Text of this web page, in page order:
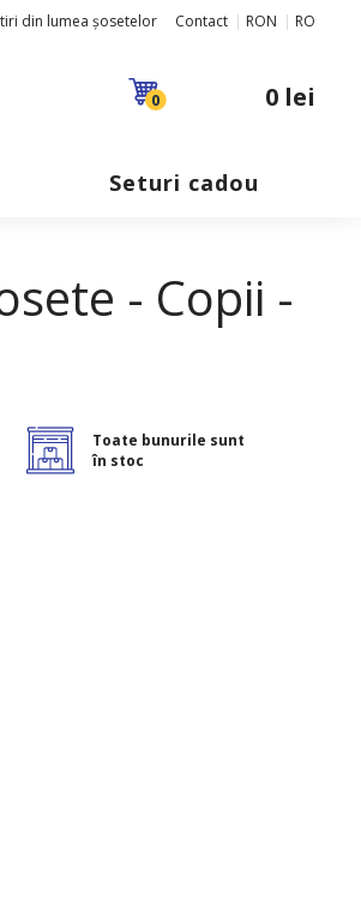
din lumea șosetelor Contact RON RO
0 0 lei
Seturi cadou
- Copii -
Toate bunurile sunt
în stoc